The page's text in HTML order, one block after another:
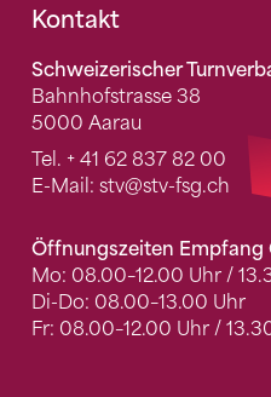
Fusszeile
Kontakt
Schweizerischer
Bahnhofstrasse 38
5000 Aarau
Tel. + 41 62 837 82 00
E-Mail: stv@stv-fsg.ch
Öffnungszeiten Empfang
Mo: 08.00–12.00 Uhr /
Di-Do: 08.00–13.00 Uhr
Fr: 08.00–12.00 Uhr /